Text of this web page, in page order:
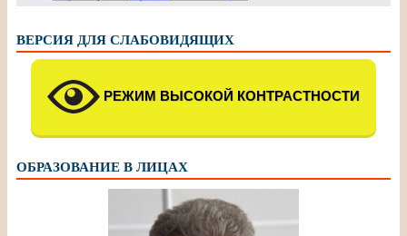
ВЕРСИЯ ДЛЯ СЛАБОВИДЯЩИХ
РЕЖИМ ВЫСОКОЙ КОНТРАСТНОСТИ
ОБРАЗОВАНИЕ В ЛИЦАХ